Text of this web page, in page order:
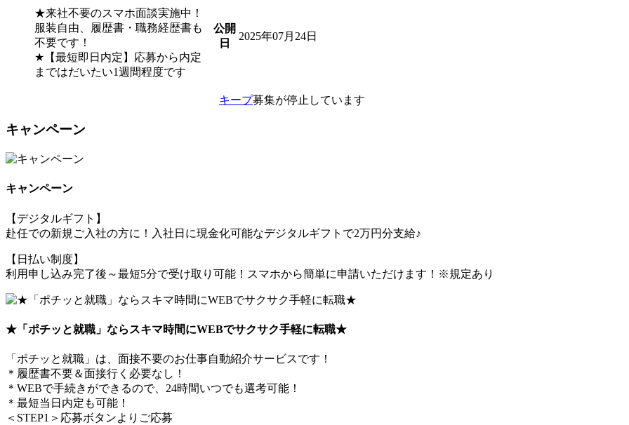
★来社不要のスマホ面談実施中！
服装自由、履歴書・職務経歴書も
不要です！
★【最短即日内定】応募から内定
まではだいたい1週間程度です
公開
日
2025年07月24日
キープ募集が停止しています
キャンペーン
キャンペーン
【デジタルギフト】
赴任での新規ご入社の方に！入社日に現金化可能なデジタルギフトで2万円分支給♪
【日払い制度】
利用申し込み完了後～最短5分で受け取り可能！スマホから簡単に申請いただけます！※規定あり
★「ポチッと就職」ならスキマ時間にWEBでサクサク手軽に転職★
「ポチッと就職」は、面接不要のお仕事自動紹介サービスです！
＊履歴書不要＆面接行く必要なし！
＊WEBで手続きができるので、24時間いつでも選考可能！
＊最短当日内定も可能！
＜STEP1＞応募ボタンよりご応募